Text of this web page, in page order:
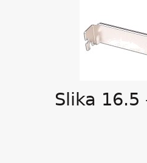
Slika 16.5